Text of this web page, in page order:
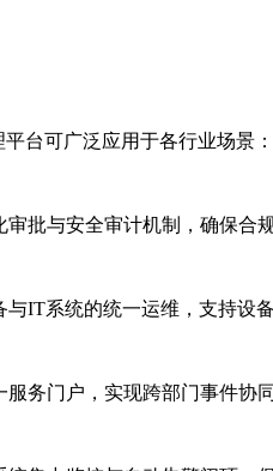
可广泛应用于各行业场景：
批与安全审计机制，确保合
IT系统的统一运维，支持设
务门户，实现跨部门事件协